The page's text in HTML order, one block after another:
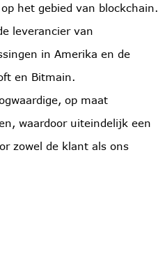
het gebied van blockchain.
leverancier van
in Amerika en de
en Bitmain.
op maat
waardoor uiteindelijk een
zowel de klant als ons